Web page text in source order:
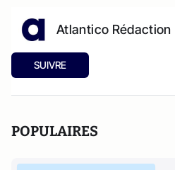
Atlantico Rédaction
SUIVRE
POPULAIRES